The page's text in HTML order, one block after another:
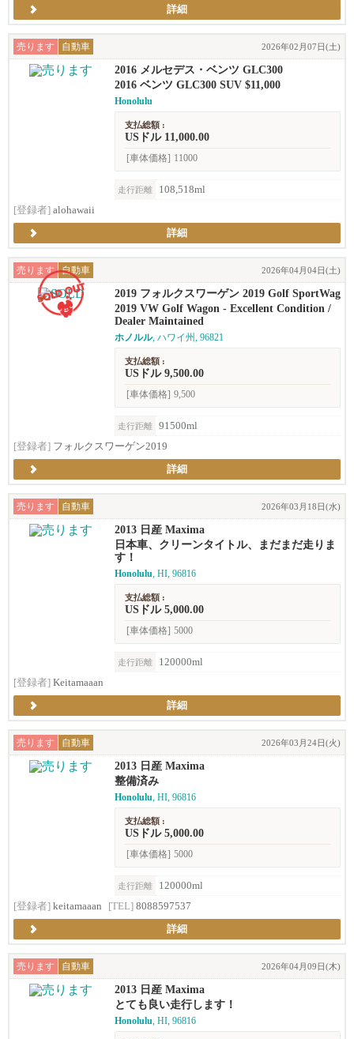
詳細
売ります 自動車 2026年02月07日(土)
2016 メルセデス・ベンツ GLC300
2016 ベンツ GLC300 SUV $11,000
Honolulu
支払総額 :
USドル 11,000.00
[車体価格] 11000
走行距離
108,518ml
[登録者] alohawaii
詳細
売ります 自動車 2026年04月04日(土)
2019 フォルクスワーゲン 2019 Golf SportWag
en · TSI S 4Motion Wagon 4D
2019 VW Golf Wagon - Excellent Condition /
Dealer Maintained
ホノルル, ハワイ州, 96821
支払総額 :
USドル 9,500.00
[車体価格] 9,500
走行距離
91500ml
[登録者] フォルクスワーゲン2019
詳細
売ります 自動車 2026年03月18日(水)
2013 日産 Maxima
日本車、クリーンタイトル、まだまだ走りま
す！
Honolulu, HI, 96816
支払総額 :
USドル 5,000.00
[車体価格] 5000
走行距離
120000ml
[登録者] Keitamaaan
詳細
売ります 自動車 2026年03月24日(火)
2013 日産 Maxima
整備済み
Honolulu, HI, 96816
支払総額 :
USドル 5,000.00
[車体価格] 5000
走行距離
120000ml
[登録者] keitamaaan [TEL] 8088597537
詳細
売ります 自動車 2026年04月09日(木)
2013 日産 Maxima
とても良い走行します！
Honolulu, HI, 96816